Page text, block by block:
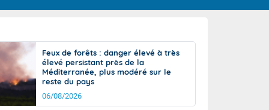
Phénomènes dangereux de J+2 à J+7
Avertissement pluies intenses à l'échelle
des communes (Apic)
Bulletins Marine
Feux de forêts : danger élevé à très
élevé persistant près de la
Méditerranée, plus modéré sur le
reste du pays
06/08/2026